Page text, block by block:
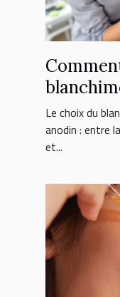
domicile
Le choix du
anodin : entre
et...